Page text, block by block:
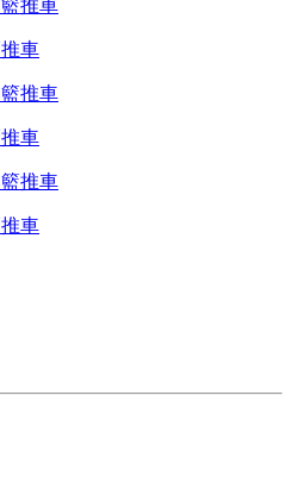
車
車
車